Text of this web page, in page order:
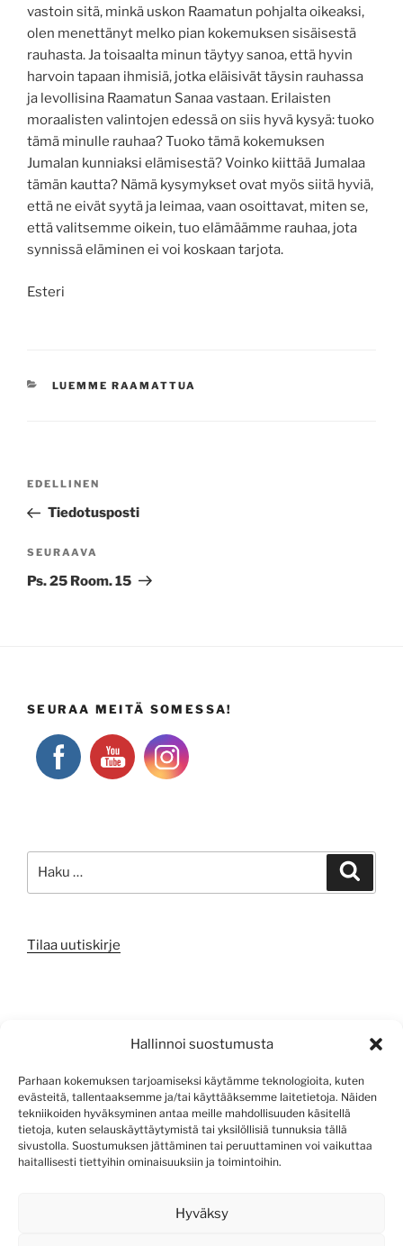
Hallinnoi suostumusta
Parhaan kokemuksen tarjoamiseksi käytämme teknologioita, kuten
evästeitä, tallentaaksemme ja/tai käyttääksemme laitetietoja. Näiden
tekniikoiden hyväksyminen antaa meille mahdollisuuden käsitellä
tietoja, kuten selauskäyttäytymistä tai yksilöllisiä tunnuksia tällä
sivustolla. Suostumuksen jättäminen tai peruuttaminen voi vaikuttaa
haitallisesti tiettyihin ominaisuuksiin ja toimintoihin.
Hyväksy
vastoin sitä, minkä uskon Raamatun pohjalta oikeaksi,
olen menettänyt melko pian kokemuksen sisäisestä
rauhasta. Ja toisaalta minun täytyy sanoa, että hyvin
harvoin tapaan ihmisiä, jotka eläisivät täysin rauhassa
ja levollisina Raamatun Sanaa vastaan. Erilaisten
moraalisten valintojen edessä on siis hyvä kysyä: tuoko
tämä minulle rauhaa? Tuoko tämä kokemuksen
Jumalan kunniaksi elämisestä? Voinko kiittää Jumalaa
tämän kautta? Nämä kysymykset ovat myös siitä hyviä,
että ne eivät syytä ja leimaa, vaan osoittavat, miten se,
että valitsemme oikein, tuo elämäämme rauhaa, jota
synnissä eläminen ei voi koskaan tarjota.
Esteri
KATEGORIAT
LUEMME RAAMATTUA
Edellinen
artikkeli
EDELLINEN
Tiedotusposti
Seuraava
artikkeli
SEURAAVA
Ps. 25 Room. 15
SEURAA MEITÄ SOMESSA!
Tilaa uutiskirje
Sisältösyöte
Kommenttisyöte